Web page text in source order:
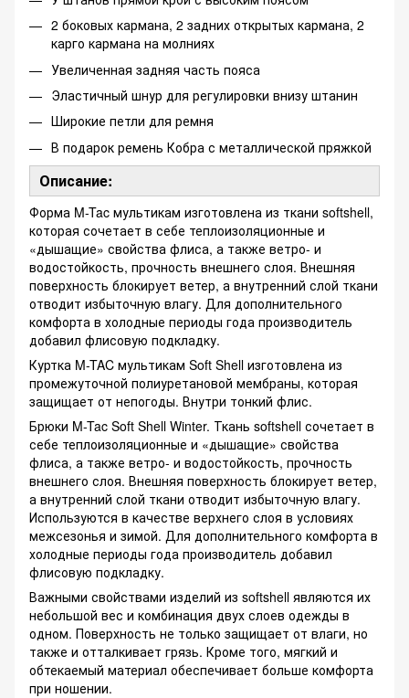
2 боковых кармана, 2 задних открытых кармана, 2
карго кармана на молниях
Увеличенная задняя часть пояса
Эластичный шнур для регулировки внизу штанин
Широкие петли для ремня
В подарок ремень Кобра с металлической пряжкой
Описание:
Форма M-Tac мультикам изготовлена из ткани softshell,
которая сочетает в себе теплоизоляционные и
«дышащие» свойства флиса, а также ветро- и
водостойкость, прочность внешнего слоя. Внешняя
поверхность блокирует ветер, а внутренний слой ткани
отводит избыточную влагу. Для дополнительного
комфорта в холодные периоды года производитель
добавил флисовую подкладку.
Куртка M-TAC мультикам Soft Shell изготовлена из
промежуточной полиуретановой мембраны, которая
защищает от непогоды. Внутри тонкий флис.
Брюки M-Tac Soft Shell Winter. Ткань softshell сочетает в
себе теплоизоляционные и «дышащие» свойства
флиса, а также ветро- и водостойкость, прочность
внешнего слоя. Внешняя поверхность блокирует ветер,
а внутренний слой ткани отводит избыточную влагу.
Используются в качестве верхнего слоя в условиях
межсезонья и зимой. Для дополнительного комфорта в
холодные периоды года производитель добавил
флисовую подкладку.
Важными свойствами изделий из softshell являются их
небольшой вес и комбинация двух слоев одежды в
одном. Поверхность не только защищает от влаги, но
также и отталкивает грязь. Кроме того, мягкий и
обтекаемый материал обеспечивает больше комфорта
при ношении.